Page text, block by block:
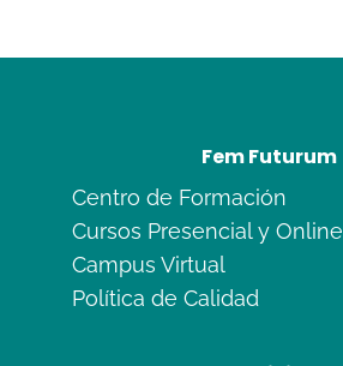
Fem Futurum
Centro de Formación
Cursos Presencial y Online
Campus Virtual
Política de Calidad